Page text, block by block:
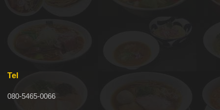
Tel
080-5465-0066